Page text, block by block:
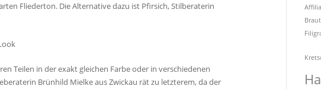
Fliederton. Die Alternative dazu ist Pfirsich, Stilberaterin
Teilen in der exakt gleichen Farbe oder in verschiedenen
Brünhild Mielke aus Zwickau rät zu letzterem, da der